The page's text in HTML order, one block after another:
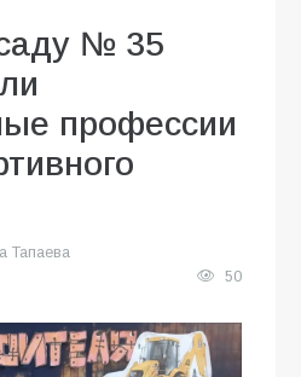
№ 35
профессии
Тапаева
50